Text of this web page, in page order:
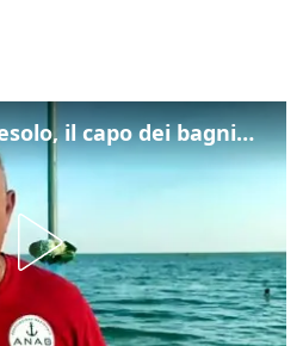
Tuffi dai pontili a Jesolo, il capo dei bagnini: "L'impegno di tutti per evitare altre tragedie"